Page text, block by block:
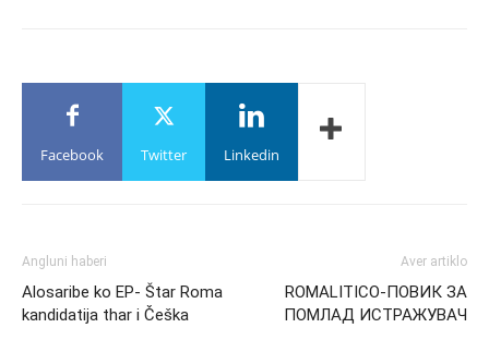
Facebook Twitter Linkedin
Angluni haberi
Alosaribe ko EP- Štar Roma
kandidatija thar i Češka
Aver artiklo
ROMALITICO-ПОВИК ЗА
ПОМЛАД ИСТРАЖУВАЧ